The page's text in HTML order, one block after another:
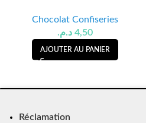
Chocolat Confiseries
4,50 د.م.
AJOUTER AU PANIER
Réclamation